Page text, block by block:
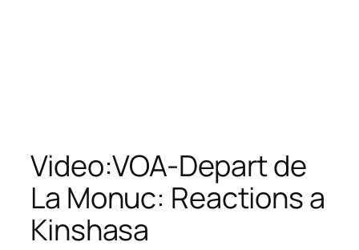
Video:VOA-Depart de
La Monuc: Reactions a
Kinshasa